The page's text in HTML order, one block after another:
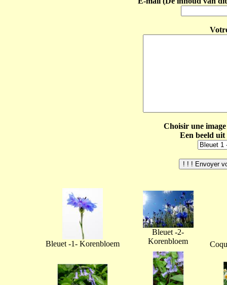
Choisir une
Een beeld
Bleuet -1- Korenbloem
Bleuet -2-
Korenbloem